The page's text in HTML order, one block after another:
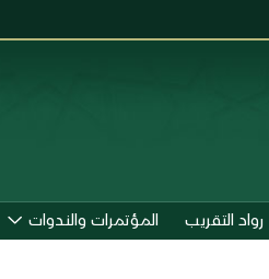
رواد التقريب المؤتمرات والندوات